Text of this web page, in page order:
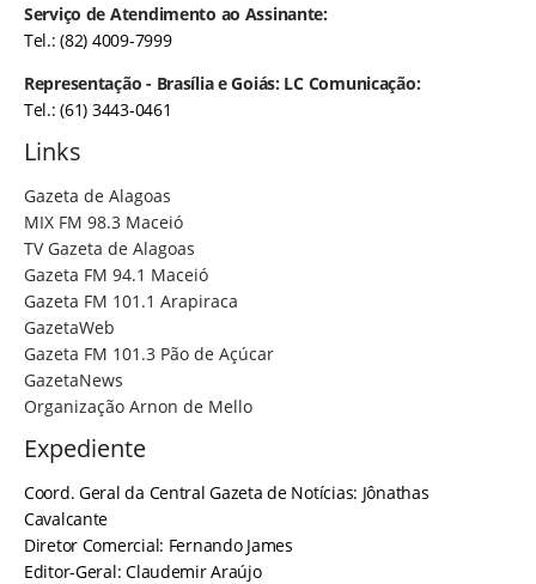
Serviço de Atendimento ao Assinante:
Tel.: (82) 4009-7999
Representação - Brasília e Goiás: LC Comunicação:
Tel.: (61) 3443-0461
Links
Gazeta de Alagoas
MIX FM 98.3 Maceió
TV Gazeta de Alagoas
Gazeta FM 94.1 Maceió
Gazeta FM 101.1 Arapiraca
GazetaWeb
Gazeta FM 101.3 Pão de Açúcar
GazetaNews
Organização Arnon de Mello
Expediente
Coord. Geral da Central Gazeta de Notícias: Jônathas
Cavalcante
Diretor Comercial: Fernando James
Editor-Geral: Claudemir Araújo